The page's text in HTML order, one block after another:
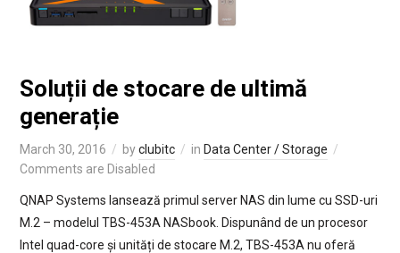
Soluții de stocare de ultimă
generație
March 30, 2016 byclubitc in Data Center / Storage
Comments are Disabled
QNAP Systems lansează primul server NAS din lume cu SSD-uri
M.2 – modelul TBS-453A NASbook. Dispunând de un procesor
Intel quad-core și unități de stocare M.2, TBS-453A nu oferă